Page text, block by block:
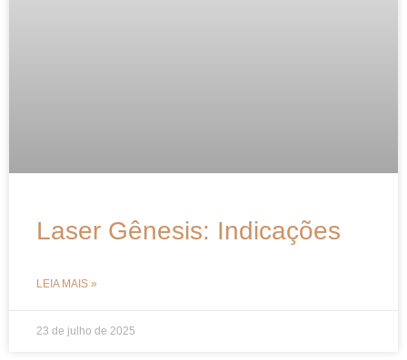
Laser Gênesis: Indicações
LEIA MAIS »
23 de julho de 2025